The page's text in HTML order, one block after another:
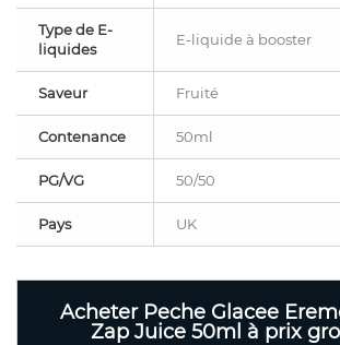
Type de E-
liquides
E-liquide à booster
Saveur Fruité
Contenance 50ml
PG/VG 50/50
Pays UK
Acheter Peche Glacee
Zap Juice 50ml à prix